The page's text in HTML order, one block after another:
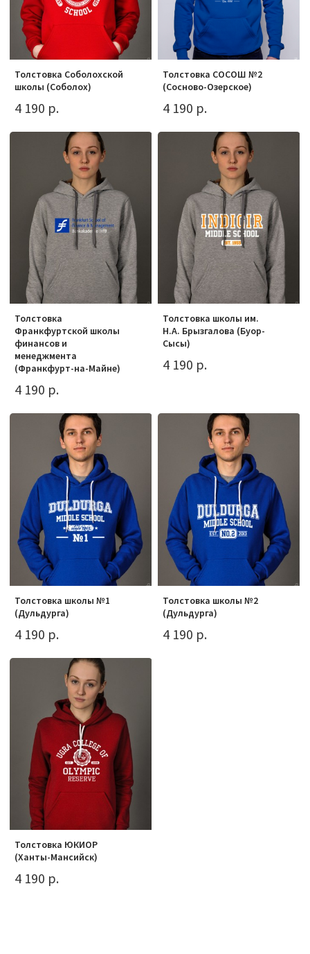
Толстовка Соболохской
школы (Соболох)
4 190 р.
Толстовка СОСОШ №2
(Сосново-Озерское)
4 190 р.
Толстовка
Франкфуртской школы
финансов и
менеджмента
(Франкфурт-на-Майне)
4 190 р.
Толстовка школы им.
Н.А. Брызгалова (Буор-
Сысы)
4 190 р.
Толстовка школы №1
(Дульдурга)
4 190 р.
Толстовка школы №2
(Дульдурга)
4 190 р.
Толстовка ЮКИОР
(Ханты-Мансийск)
4 190 р.